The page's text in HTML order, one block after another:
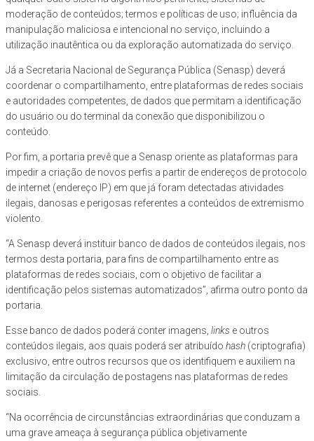
moderação de conteúdos; termos e políticas de uso; influência da
manipulação maliciosa e intencional no serviço, incluindo a
utilização inautêntica ou da exploração automatizada do serviço.
Já a Secretaria Nacional de Segurança Pública (Senasp) deverá
coordenar o compartilhamento, entre plataformas de redes sociais
e autoridades competentes, de dados que permitam a identificação
do usuário ou do terminal da conexão que disponibilizou o
conteúdo.
Por fim, a portaria prevê que a Senasp oriente as plataformas para
impedir a criação de novos perfis a partir de endereços de protocolo
de internet (endereço IP) em que já foram detectadas atividades
ilegais, danosas e perigosas referentes a conteúdos de extremismo
violento.
“A Senasp deverá instituir banco de dados de conteúdos ilegais, nos
termos desta portaria, para fins de compartilhamento entre as
plataformas de redes sociais, com o objetivo de facilitar a
identificação pelos sistemas automatizados”, afirma outro ponto da
portaria.
Esse banco de dados poderá conter imagens, links e outros
conteúdos ilegais, aos quais poderá ser atribuído hash (criptografia)
exclusivo, entre outros recursos que os identifiquem e auxiliem na
limitação da circulação de postagens nas plataformas de redes
sociais.
“Na ocorrência de circunstâncias extraordinárias que conduzam a
uma grave ameaça à segurança pública objetivamente